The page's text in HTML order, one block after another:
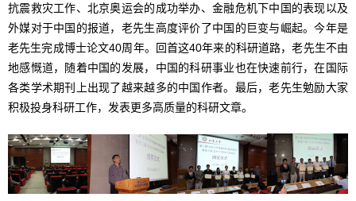
抗震救灾工作、北京奥运会的成功举办、金融危机下中国的表现以及
外媒对于中国的报道，老先生高度评价了中国的巨变与崛起。今年是
老先生完成博士论文40周年。回首这40年来的科研道路，老先生不由
地感慨道，随着中国的发展，中国的科研事业也在快速前行，在国际
各类学术期刊上出现了越来越多的中国作者。最后，老先生勉励大家
积极投身科研工作，发表更多高质量的科研文章。